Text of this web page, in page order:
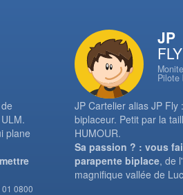
plane
01 0800
JP
FLY
Pilote
JP Cartelier alias JP
biplaceur. Petit par la
HUMOUR.
Sa passion ? : vous
parapente biplace, de
magnifique vallée de